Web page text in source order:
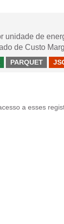
unidade de
de Custo
PARQUET
a esses